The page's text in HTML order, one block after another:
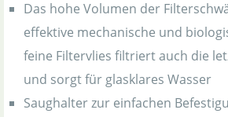
Das hohe Volumen der
effektive mechanische und
feine Filtervlies filtriert auch die
und sorgt für glasklares Wasser
Saughalter zur einfachen